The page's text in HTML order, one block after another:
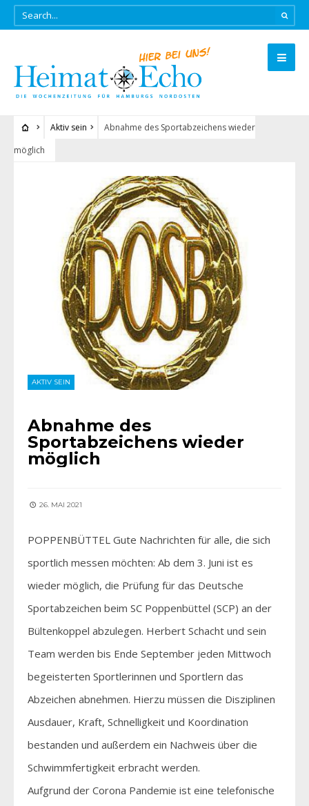
Aktiv sein
Abnahme des Sportabzeichens wieder
möglich
AKTIV SEIN
Abnahme des
Sportabzeichens wieder
möglich
26. MAI 2021
POPPENBÜTTEL Gute Nachrichten für alle, die sich
sportlich messen möchten: Ab dem 3. Juni ist es
wieder möglich, die Prüfung für das Deutsche
Sportabzeichen beim SC Poppenbüttel (SCP) an der
Bültenkoppel abzulegen. Herbert Schacht und sein
Team werden bis Ende September jeden Mittwoch
begeisterten Sportlerinnen und Sportlern das
Abzeichen abnehmen. Hierzu müssen die Disziplinen
Ausdauer, Kraft, Schnelligkeit und Koordination
bestanden und außerdem ein Nachweis über die
Schwimmfertigkeit erbracht werden.
Aufgrund der Corona Pandemie ist eine telefonische